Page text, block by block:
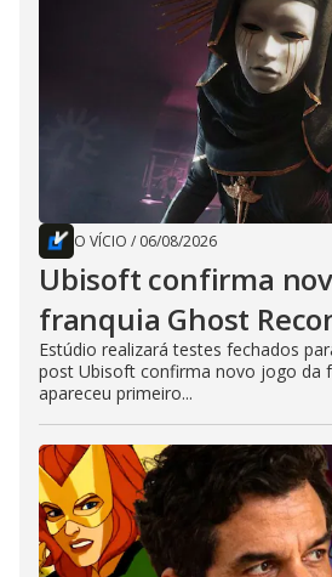
O VÍCIO / 06/08/2026
Ubisoft confirma
franquia Ghost
Estúdio realizará testes fechados
post Ubisoft confirma novo jogo da
apareceu primeiro...